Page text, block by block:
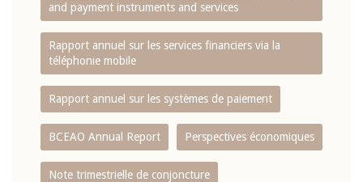
and payment instruments and services
Rapport annuel sur les services financiers via la
téléphonie mobile
Rapport annuel sur les systèmes de paiement
BCEAO Annual Report Perspectives économiques
Note trimestrielle de conjoncture